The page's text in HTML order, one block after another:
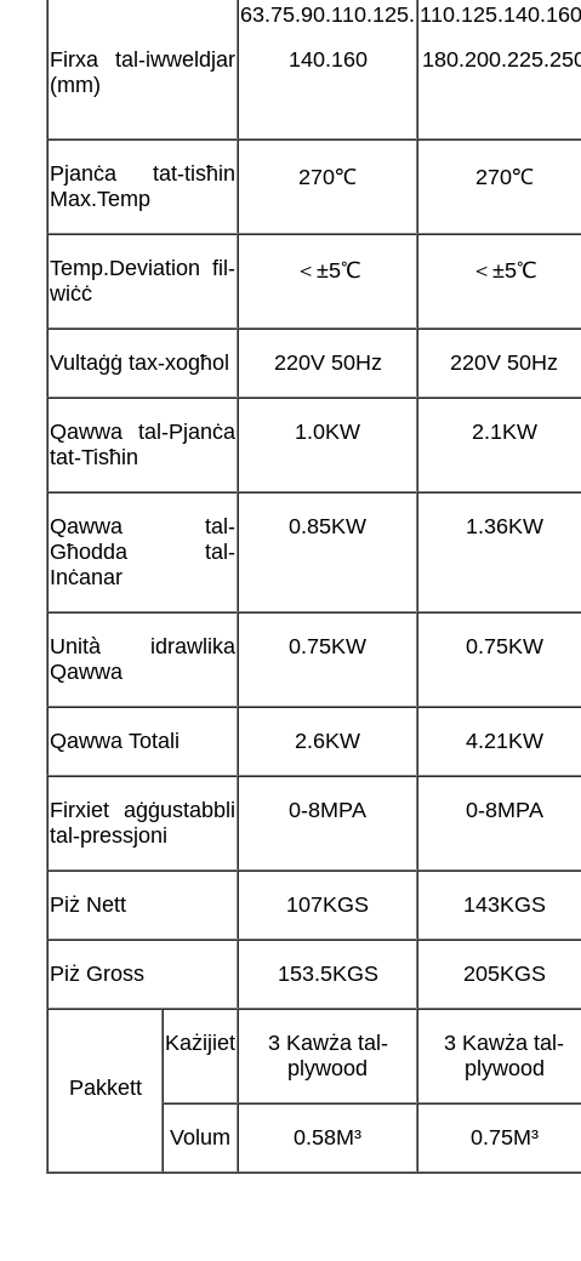
Firxa tal-iwweldjar
(mm)
63.75.90.110.125.
140.160
Pjanċa tat-tisħin
Max.Temp
270℃ 270℃
Temp.Deviation fil-
wiċċ
＜±5℃ ＜±5℃
Vultaġġ tax-xogħol 220V 50Hz 220V 50Hz
Qawwa tal-Pjanċa
tat-Tisħin
1.0KW 2.1KW
Qawwa tal-
Għodda tal-
Inċanar
0.85KW 1.36KW
Unità idrawlika
Qawwa
0.75KW 0.75KW
Qawwa Totali 2.6KW 4.21KW
Firxiet aġġustabbli
tal-pressjoni
0-8MPA 0-8MPA
Piż Nett 107KGS 143KGS
Piż Gross 153.5KGS 205KGS
Pakkett
Każijiet
3 Kawża tal-
plywood
3 Kawża tal-
plywood
Volum 0.58M³ 0.75M³